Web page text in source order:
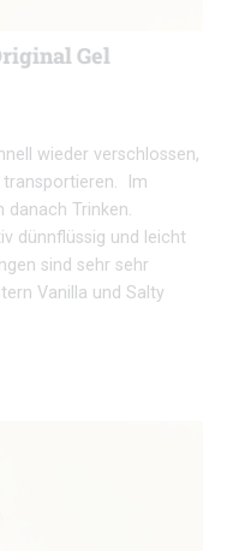
Gel
wieder verschlossen,
transportieren. Im
danach Trinken.
dünnflüssig und leicht
sind sehr sehr
Vanilla und Salty